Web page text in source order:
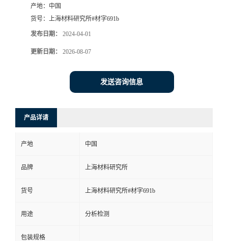
产地： 中国
货号： 上海材料研究所#材字691b
发布日期： 2024-04-01
更新日期： 2026-08-07
发送咨询信息
产品详请
产地 中国
品牌 上海材料研究所
货号 上海材料研究所#材字691b
用途 分析检测
包装规格